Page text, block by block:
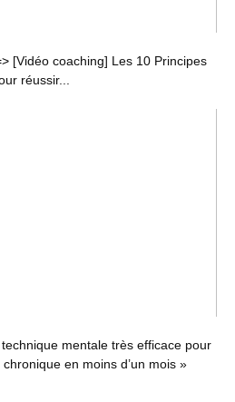
[Vidéo coaching] Les 10 Principes
réussir...
mentale très efficace pour
en moins d’un mois »